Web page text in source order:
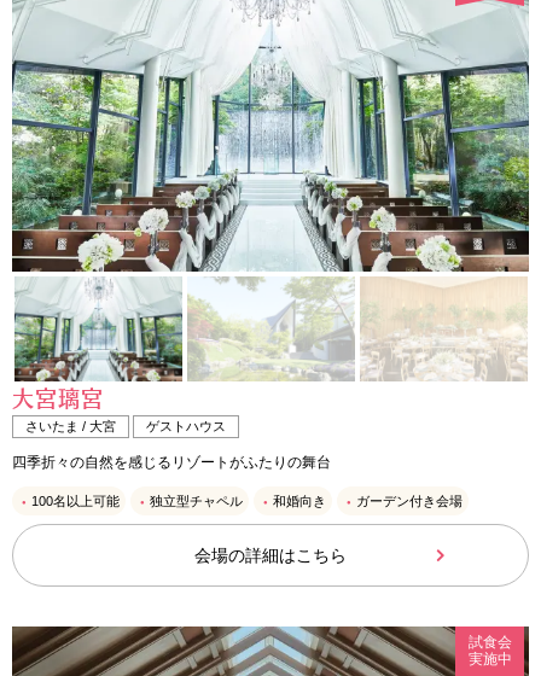
大宮璃宮
さいたま / 大宮 ゲストハウス
四季折々の自然を感じるリゾートがふたりの舞台
100名以上可能 独立型チャペル 和婚向き ガーデン付き会場
会場の詳細はこちら
試食会
実施中